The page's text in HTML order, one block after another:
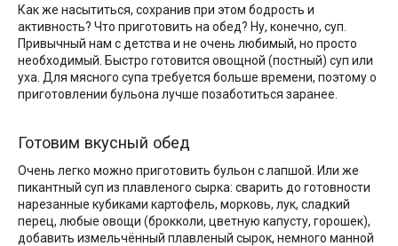
Как же насытиться, сохранив при этом бодрость и
активность? Что приготовить на обед? Ну, конечно, суп.
Привычный нам с детства и не очень любимый, но просто
необходимый. Быстро готовится овощной (постный) суп или
уха. Для мясного супа требуется больше времени, поэтому о
приготовлении бульона лучше позаботиться заранее.
Готовим вкусный обед
Очень легко можно приготовить бульон с лапшой. Или же
пикантный суп из плавленого сырка: сварить до готовности
нарезанные кубиками картофель, морковь, лук, сладкий
перец, любые овощи (брокколи, цветную капусту, горошек),
добавить измельчённый плавленый сырок, немного манной